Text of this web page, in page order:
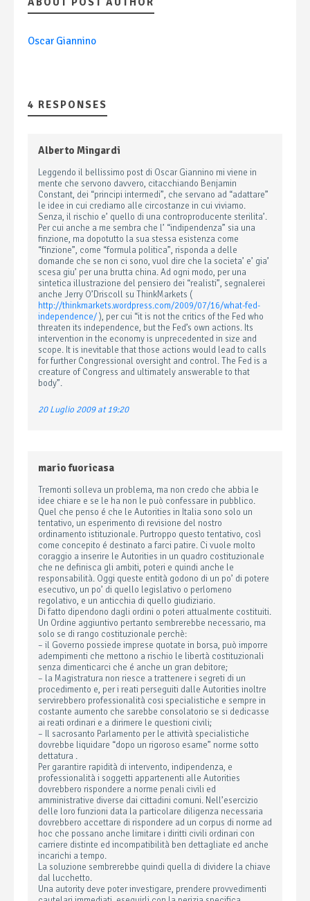
Oscar Giannino
4 RESPONSES
Alberto Mingardi
Leggendo il bellissimo post di Oscar Giannino mi viene in
mente che servono davvero, citacchiando Benjamin
Constant, dei “principi intermedi”, che servano ad “adattare”
le idee in cui crediamo alle circostanze in cui viviamo.
Senza, il rischio e’ quello di una controproducente sterilita’.
Per cui anche a me sembra che l’ “indipendenza” sia una
finzione, ma dopotutto la sua stessa esistenza come
“finzione”, come “formula politica”, risponda a delle
domande che se non ci sono, vuol dire che la societa’ e’ gia’
scesa giu’ per una brutta china. Ad ogni modo, per una
sintetica illustrazione del pensiero dei “realisti”, segnalerei
anche Jerry O’Driscoll su ThinkMarkets (
http://thinkmarkets.wordpress.com/2009/07/16/what-fed-
independence/), per cui “it is not the critics of the Fed who
threaten its independence, but the Fed’s own actions. Its
intervention in the economy is unprecedented in size and
scope. It is inevitable that those actions would lead to calls
for further Congressional oversight and control. The Fed is a
creature of Congress and ultimately answerable to that
body”.
20 Luglio 2009 at 19:20
mario fuoricasa
Tremonti solleva un problema, ma non credo che abbia le
idee chiare e se le ha non le può confessare in pubblico.
Quel che penso é che le Autorities in Italia sono solo un
tentativo, un esperimento di revisione del nostro
ordinamento istituzionale. Purtroppo questo tentativo, così
come concepito é destinato a farci patire. Ci vuole molto
coraggio a inserire le Autorities in un quadro costituzionale
che ne definisca gli ambiti, poteri e quindi anche le
responsabilità. Oggi queste entità godono di un po’ di potere
esecutivo, un po’ di quello legislativo o perlomeno
regolativo, e un anticchia di quello giudiziario.
Di fatto dipendono dagli ordini o poteri attualmente costituiti.
Un Ordine aggiuntivo pertanto sembrerebbe necessario, ma
solo se di rango costituzionale perchè:
– il Governo possiede imprese quotate in borsa, può imporre
adempimenti che mettono a rischio le libertà costituzionali
senza dimenticarci che é anche un gran debitore;
– la Magistratura non riesce a trattenere i segreti di un
procedimento e, per i reati perseguiti dalle Autorities inoltre
servirebbero professionalità cosi specialistiche e sempre in
costante aumento che sarebbe consolatorio se si dedicasse
ai reati ordinari e a dirimere le questioni civili;
– Il sacrosanto Parlamento per le attività specialistiche
dovrebbe liquidare “dopo un rigoroso esame” norme sotto
dettatura .
Per garantire rapidità di intervento, indipendenza, e
professionalità i soggetti appartenenti alle Autorities
dovrebbero rispondere a norme penali civili ed
amministrative diverse dai cittadini comuni. Nell’esercizio
delle loro funzioni data la particolare diligenza necessaria
dovrebbero accettare di rispondere ad un corpus di norme ad
hoc che possano anche limitare i diritti civili ordinari con
carriere distinte ed incompatibilità ben dettagliate ed anche
incarichi a tempo.
La soluzione sembrerebbe quindi quella di dividere la chiave
dal lucchetto.
Una autority deve poter investigare, prendere provvedimenti